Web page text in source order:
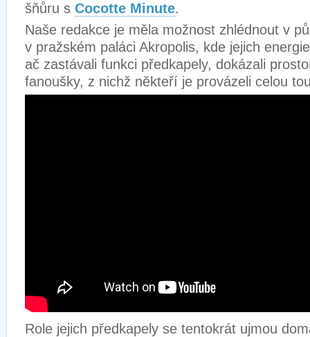
šňůru s Cocotte Minute.
Naše redakce je měla možnost zhlédnout v
v pražském paláci Akropolis, kde jejich
ač zastávali funkci předkapely, dokázali
fanoušky, z nichž někteří je provázeli celou
Role jejich předkapely se tentokrát ujmou